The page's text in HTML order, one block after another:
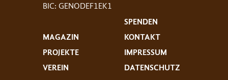
BIC: GENODEF1EK1
MAGAZIN
PROJEKTE
VEREIN
SPENDEN
KONTAKT
IMPRESSUM
DATENSCHUTZ